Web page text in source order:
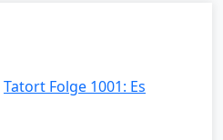
Tatort Folge 1001: Es